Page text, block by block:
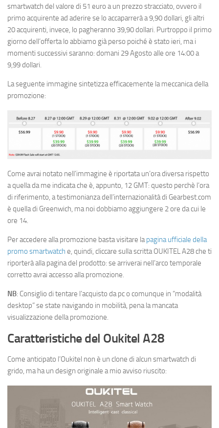
smartwatch del valore di 51 euro a un prezzo stracciato, ovvero il
primo acquirente ad aderire se lo accaparrerà a 9,90 dollari, gli altri
20 acquirenti, invece, lo pagheranno 39,90 dollari. Purtroppo il primo
giorno dell’offerta lo abbiamo già perso poiché è stato ieri, ma i
momenti successivi saranno: domani 29 Agosto alle ore 14:00 a
9,99 dollari.
La seguente immagine sintetizza efficacemente la meccanica della
promozione:
Come avrai notato nell’immagine è riportata un’ora diversa rispetto
a quella da me indicata che è, appunto, 12 GMT: questo perchè l’ora
di riferimento, a testimonianza dell’internazionalità di Gearbest.com
è quella di Greenwich, ma noi dobbiamo aggiungere 2 ore da cui le
ore 14.
Per accedere alla promozione basta visitare lapagina ufficiale della
promo smartwatch e, quindi, cliccare sulla scritta OUKITEL A28 che ti
riporterà alla pagina del prodotto: se arriverai nell’arco temporale
corretto avrai accesso alla promozione.
NB: Consiglio di tentare l’acquisto da pc o comunque in “modalità
desktop” se state navigando in mobilità, pena la mancata
visualizzazione della promozione.
Caratteristiche del Oukitel A28
Come anticipato l’Oukitel non è un clone di alcun smartwatch di
grido, ma ha un design originale a mio avviso riuscito: